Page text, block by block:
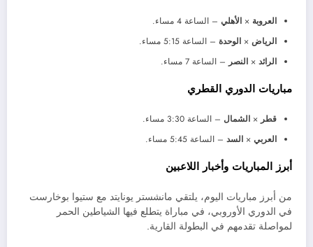
العروبة × الأهلي – الساعة 4 مساء.
الرياض × الوحدة – الساعة 5:15 مساء.
الرائد × النصر – الساعة 7 مساء.
مباريات الدوري القطري
قطر × الشمال – الساعة 3:30 مساء.
العربي × السد – الساعة 5:45 مساء.
أبرز المباريات وأخبار اللاعبين
من أبرز مباريات اليوم، يلتقي مانشستر يونايتد مع ستيوا بوخارست
في الدوري الأوروبي، في مباراة يتطلع فيها الشياطين الحمر
لمواصلة تقدمهم في البطولة القارية.